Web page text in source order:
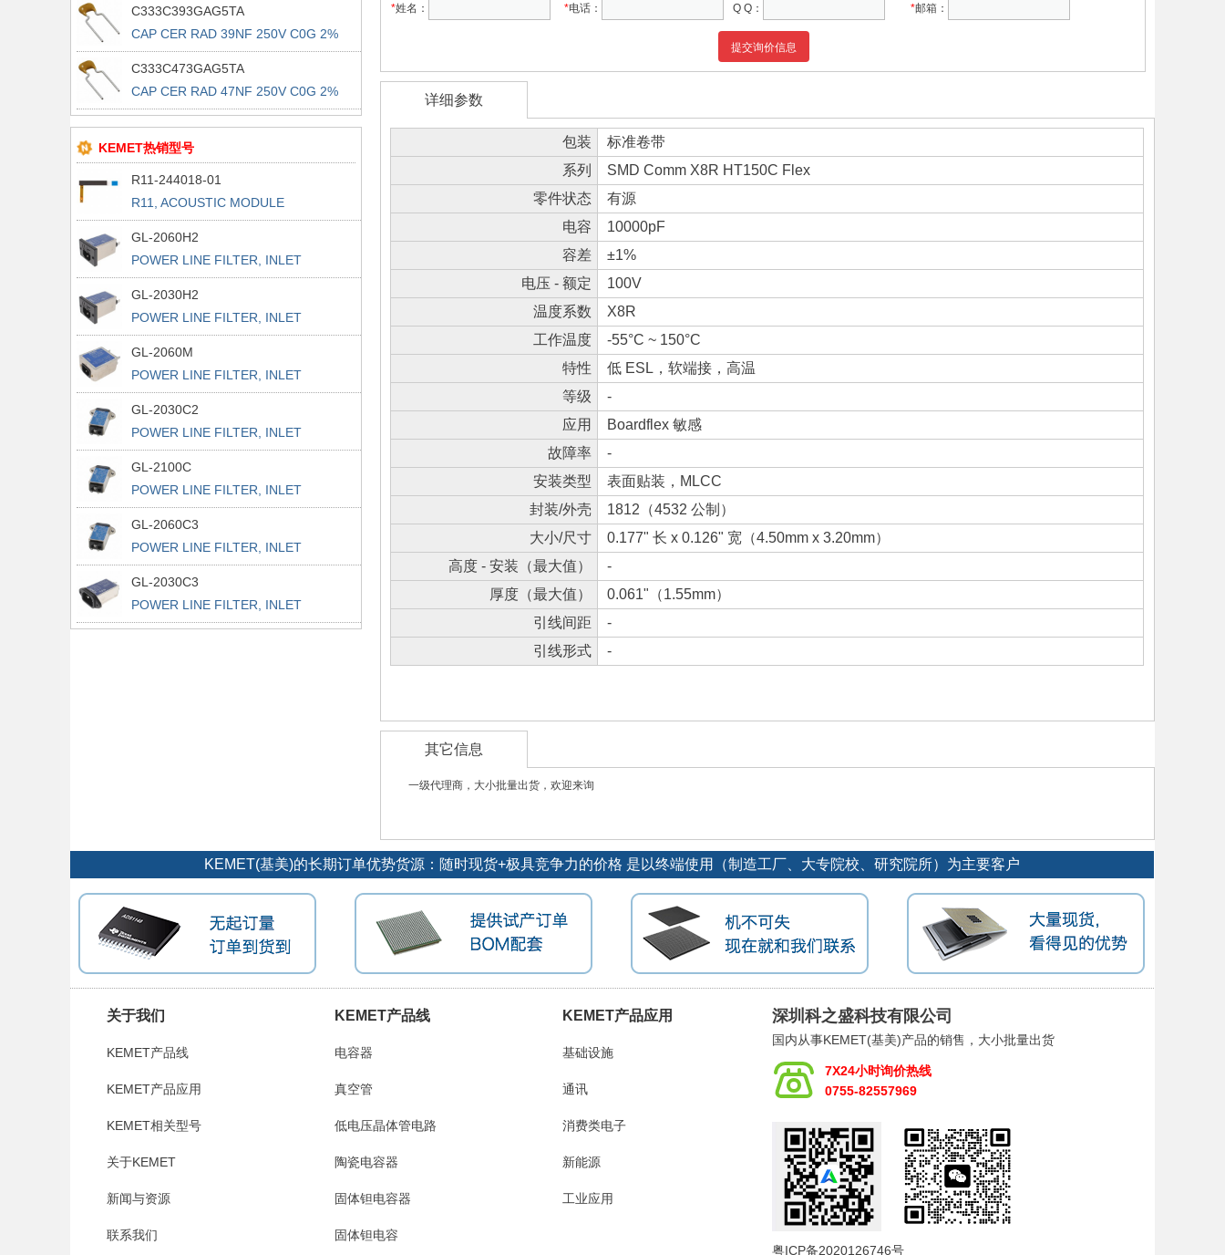
C333C393GAG5TA
CAP CER RAD 39NF 250V C0G 2%
C333C473GAG5TA
CAP CER RAD 47NF 250V C0G 2%
KEMET热销型号
R11-244018-01
R11, ACOUSTIC MODULE
GL-2060H2
POWER LINE FILTER, INLET
POWER L
GL-2030H2
POWER LINE FILTER, INLET
POWER L
GL-2060M
POWER LINE FILTER, INLET
POWER L
GL-2030C2
POWER LINE FILTER, INLET
POWER L
GL-2100C
POWER LINE FILTER, INLET
POWER L
GL-2060C3
POWER LINE FILTER, INLET
POWER L
GL-2030C3
POWER LINE FILTER, INLET
POWER L
*姓名： *电话： Q Q： *邮箱：
提交询价信息
详细参数
包装
标准卷带
系列
SMD Comm X8R HT150C Flex
零件状态
有源
电容
10000pF
容差
±1%
电压 - 额定
100V
温度系数
X8R
工作温度
-55°C ~ 150°C
特性
低 ESL，软端接，高温
等级
-
应用
Boardflex 敏感
故障率
-
安装类型
表面贴装，MLCC
封装/外壳
1812（4532 公制）
大小/尺寸
0.177" 长 x 0.126" 宽（4.50mm x 3.20mm）
高度 - 安装（最大值）
-
厚度（最大值）
0.061"（1.55mm）
引线间距
-
引线形式
-
其它信息
一级代理商，大小批量出货，欢迎来询
KEMET(基美)的长期订单优势货源：随时现货+极具竞争力的价格 是以终端使用（制造工厂、大专院校、研究院所）为主要客户
关于我们
KEMET产品线
KEMET产品应用
KEMET相关型号
关于KEMET
新闻与资源
联系我们
KEMET产品线
电容器
真空管
低电压晶体管电路
陶瓷电容器
固体钽电容器
固体钽电容
KEMET产品应用
基础设施
通讯
消费类电子
新能源
工业应用
深圳科之盛科技有限公司
国内从事KEMET(基美)产品的销售，大小批量出货
7X24小时询价热线
0755-82557969
粤ICP备2020126746号